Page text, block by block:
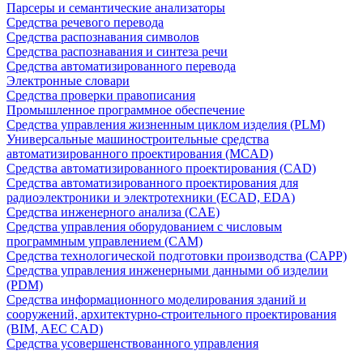
Парсеры и семантические анализаторы
Средства речевого перевода
Средства распознавания символов
Средства распознавания и синтеза речи
Средства автоматизированного перевода
Электронные словари
Средства проверки правописания
Промышленное программное обеспечение
Средства управления жизненным циклом изделия (PLM)
Универсальные машиностроительные средства
автоматизированного проектирования (MCAD)
Средства автоматизированного проектирования (CAD)
Средства автоматизированного проектирования для
радиоэлектроники и электротехники (ECAD, EDA)
Средства инженерного анализа (CAE)
Средства управления оборудованием с числовым
программным управлением (CAM)
Средства технологической подготовки производства (CAPP)
Средства управления инженерными данными об изделии
(PDM)
Средства информационного моделирования зданий и
сооружений, архитектурно-строительного проектирования
(BIM, AEC CAD)
Средства усовершенствованного управления